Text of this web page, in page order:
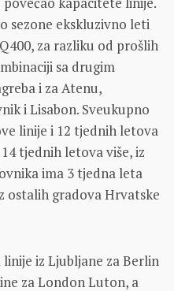
sezone ekskluzivno leti
za razliku od prošlih
sa drugim
i za Atenu,
i Lisabon. Sveukupno
linije i 12 tjednih letova
tjednih letova više, iz
ima 3 tjedna leta
ostalih gradova Hrvatske
iz Ljubljane za Berlin
za London Luton, a